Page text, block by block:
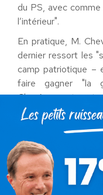
du PS, avec
l’intérieur".
En pratique, M.
dernier ressort les
camp patriotique –
faire gagner "la
Chevènement est
politique qui
d’un schéma
mondialisation :
référendum sur le
vote des plans
banques (et non